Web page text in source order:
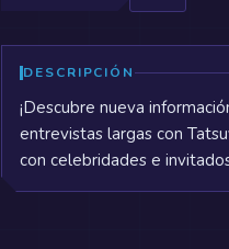
DESCRIPCIÓN
¡Descubre nueva
entrevistas largas con
con celebridades e